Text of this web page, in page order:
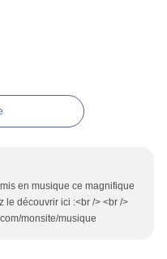
en musique ce magnifique
le découvrir ici :<br /> <br />
monsite/musique